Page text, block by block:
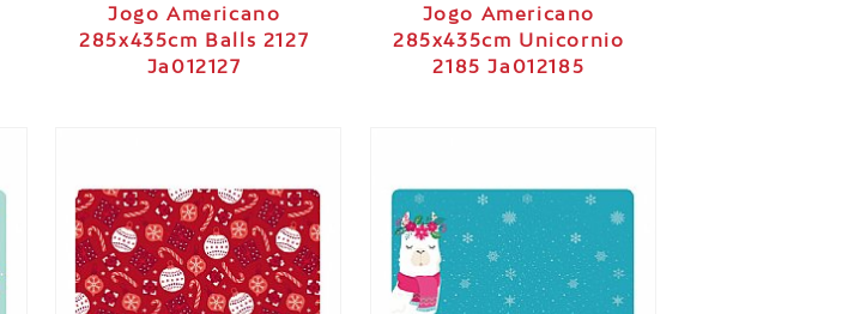
Jogo Americano
285x435cm Balls 2127
Ja012127
Jogo Americano
285x435cm Unicornio
2185 Ja012185